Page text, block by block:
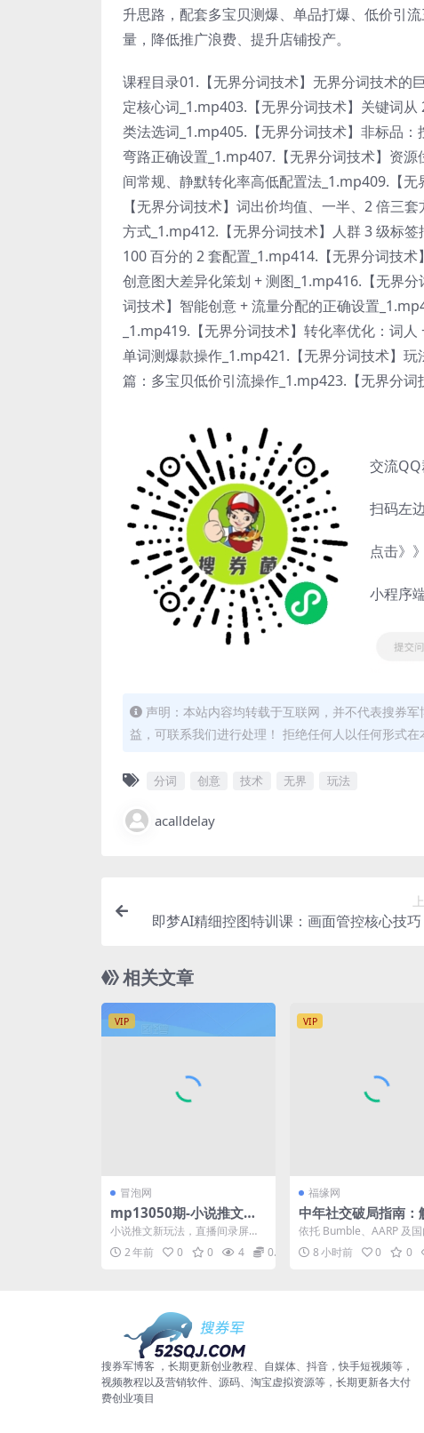
升思路，配套多宝贝测爆、单品打爆、低价引
量，降低推广浪费、提升店铺投产。
课程目录01.【无界分词技术】无界分词技术的
定核心词_1.mp403.【无界分词技术】关键词
类法选词_1.mp405.【无界分词技术】非标品
弯路正确设置_1.mp407.【无界分词技术】资
间常规、静默转化率高低配置法_1.mp409.【
【无界分词技术】词出价均值、一半、2 倍三
方式_1.mp412.【无界分词技术】人群 3 级标
100 百分的 2 套配置_1.mp414.【无界分词技
创意图大差异化策划 + 测图_1.mp416.【无界
词技术】智能创意 + 流量分配的正确设置
_1.mp419.【无界分词技术】转化率优化：词
单词测爆款操作_1.mp421.【无界分词技术】
篇：多宝贝低价引流操作_1.mp423.【无界分
交流
扫码左
点击》》
小程序
声明：本站内容均转载于互联网，并不代表搜券
益，可联系我们进行处理！ 拒绝任何人以任何形式
分词 创意 技术 无界 玩法
acalldelay
即梦AI精细控图特训课：画面管控核心技巧
相关文章
VIP
冒泡网
mp13050期-小说推文新
玩法，直播间录屏无限获
取原创素材混剪实操，10
0%可以过抖
小说推文新玩法，直播间录屏无
限获取原创素材混剪实操，100%
可以过抖 适合新人和...
2 年前 0 0 4 0.99
VIP
福缘网
中年社交破局指南：
友谊衰退数据，理清
后难交真心朋友的根
依托 Bumble、AARP 及国
社交平台真实调研数据，围
下 “友谊衰...
8 小时前 0 0
搜券军博客 ，长期更新创业教程、自媒体、抖音，快手短视频等，
视频教程以及营销软件、源码、淘宝虚拟资源等，长期更新各大付
费创业项目